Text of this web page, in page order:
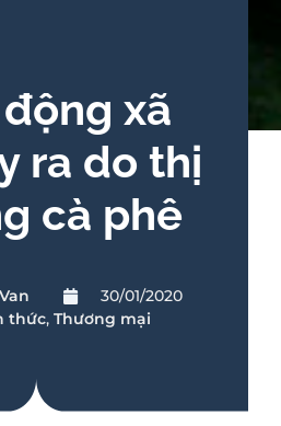
xã
ra do thị
cà phê
30/01/2020
thức, Thương mại